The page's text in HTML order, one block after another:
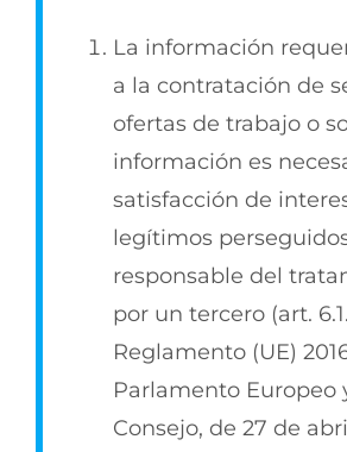
La información
a la contratación de
ofertas de trabajo o
información es
satisfacción de
legítimos
responsable del
por un tercero (art.
Reglamento (UE)
Parlamento Europeo
Consejo, de 27 de